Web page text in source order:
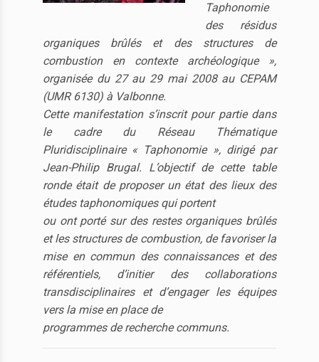
Taphonomie
des résidus
organiques brûlés et des structures de
combustion en contexte archéologique »,
organisée du 27 au 29 mai 2008 au CEPAM
(UMR 6130) à Valbonne.
Cette manifestation s’inscrit pour partie dans
le cadre du Réseau Thématique
Pluridisciplinaire « Taphonomie », dirigé par
Jean-Philip Brugal. L’objectif de cette table
ronde était de proposer un état des lieux des
études taphonomiques qui portent
ou ont porté sur des restes organiques brûlés
et les structures de combustion, de favoriser la
mise en commun des connaissances et des
référentiels, d’initier des collaborations
transdisciplinaires et d’engager les équipes
vers la mise en place de
programmes de recherche communs.